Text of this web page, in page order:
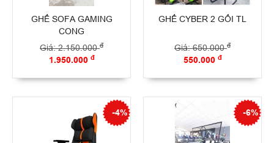
GHẾ SOFA GAMING
CONG
Giá: 2.150.000đ
1.950.000 đ
GHẾ CYBER 2 GỐI TL
Giá: 650.000đ
550.000 đ
-4% -6%